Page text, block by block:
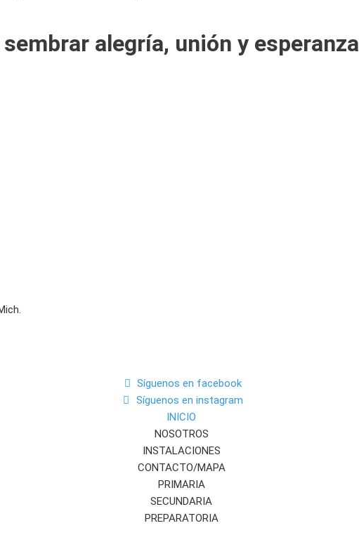
alegría, unión y
Síguenos en facebook
Síguenos en instagram
INICIO
NOSOTROS
INSTALACIONES
CONTACTO/MAPA
PRIMARIA
SECUNDARIA
PREPARATORIA